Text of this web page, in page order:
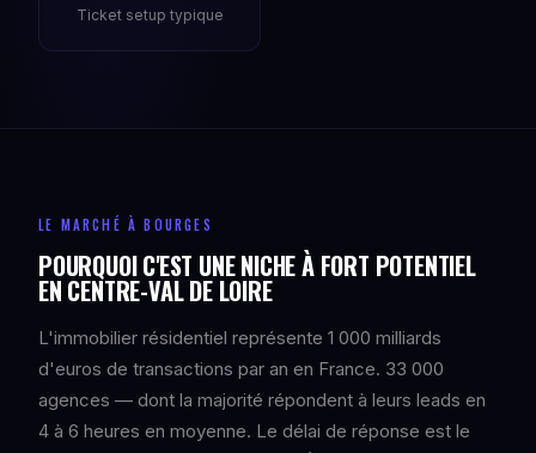
Ticket setup typique
LE MARCHÉ À BOURGES
POURQUOI C'EST UNE NICHE À FORT POTENTIEL
EN CENTRE-VAL DE LOIRE
L'immobilier résidentiel représente 1 000 milliards
d'euros de transactions par an en France. 33 000
agences — dont la majorité répondent à leurs leads en
4 à 6 heures en moyenne. Le délai de réponse est le